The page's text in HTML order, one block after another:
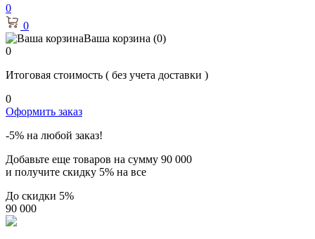
0
0
Ваша корзина (0)
0
Итоговая стоимость ( без учета доставки )
0
Оформить заказ
-5% на любой заказ!
Добавьте еще товаров на сумму 90 000
и получите скидку 5% на все
До скидки 5%
90 000